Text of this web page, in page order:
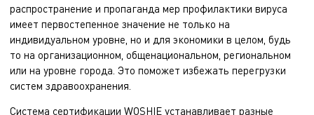
распространение и пропаганда мер профилактики вируса
имеет первостепенное значение не только на
индивидуальном уровне, но и для экономики в целом, будь
то на организационном, общенациональном, региональном
или на уровне города. Это поможет избежать перегрузки
систем здравоохранения.
Система сертификации WOSHIE устанавливает разные